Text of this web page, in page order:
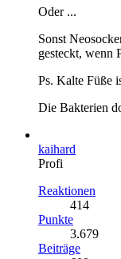
Oder ...
Sonst
gesteckt, wenn
Ps. Kalte Füße
Die Bakterien
kaihard
Profi
Reaktionen
414
Punkte
3.679
Beiträge